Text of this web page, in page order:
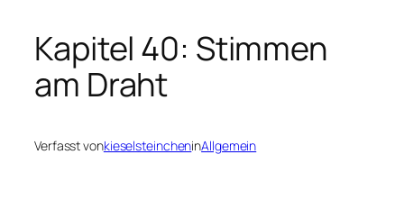
Kapitel 40: Stimmen
am Draht
Verfasst vonkieselsteincheninAllgemein